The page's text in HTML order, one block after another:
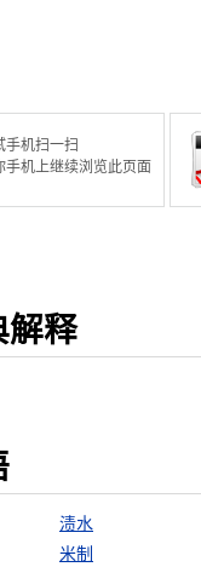
手机扫一扫
手机上继续浏览此页面
解释
渍水
米制